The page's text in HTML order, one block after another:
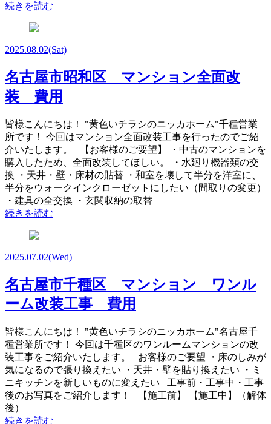
続きを読む
2025.08.02(Sat)
名古屋市昭和区 マンション全面改
装 費用
皆様こんにちは！ "黄色いチラシのニッカホーム"千種営業
所です！ 今回はマンション全面改装工事を行ったのでご紹
介いたします。 【お客様のご要望】 ・中古のマンションを
購入したため、全面改装してほしい。 ・水廻り機器類の交
換 ・天井・壁・床材の貼替 ・和室を壊して半分を洋室に、
半分をウォークインクローゼットにしたい（間取りの変更）
・建具の全交換 ・玄関収納の取替
続きを読む
2025.07.02(Wed)
名古屋市千種区 マンション ワンル
ーム改装工事 費用
皆様こんにちは！ "黄色いチラシのニッカホーム"名古屋千
種営業所です！ 今回は千種区のワンルームマンションの改
装工事をご紹介いたします。 お客様のご要望 ・床のしみが
気になるので張り換えたい ・天井・壁を貼り換えたい ・ミ
ニキッチンを新しいものに変えたい 工事前・工事中・工事
後のお写真をご紹介します！ 【施工前】 【施工中】（解体
後）
続きを読む